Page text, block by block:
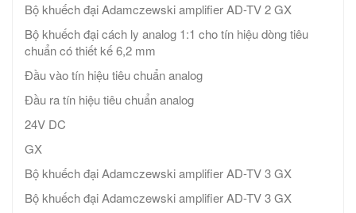
Bộ khuếch đại Adamczewski amplifier AD-TV 2 GX
Bộ khuếch đại cách ly analog 1:1 cho tín hiệu dòng tiêu
chuẩn có thiết kế 6,2 mm
Đầu vào tín hiệu tiêu chuẩn analog
Đầu ra tín hiệu tiêu chuẩn analog
24V DC
GX
Bộ khuếch đại Adamczewski amplifier AD-TV 3 GX
Bộ khuếch đại Adamczewski amplifier AD-TV 3 GX